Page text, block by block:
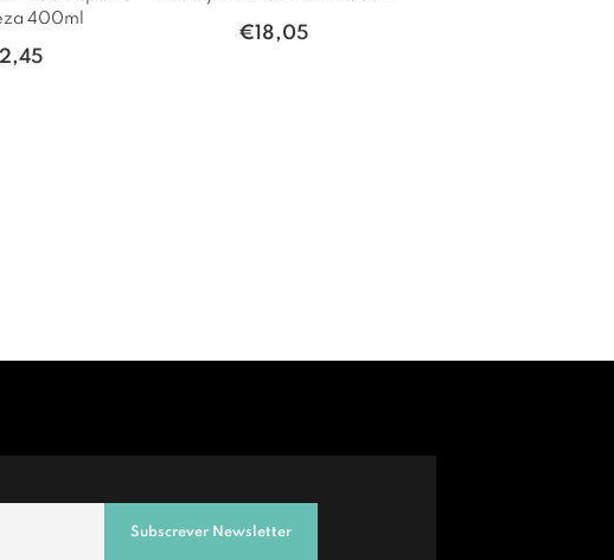
400ml
€18,05
Subscrever Newsletter